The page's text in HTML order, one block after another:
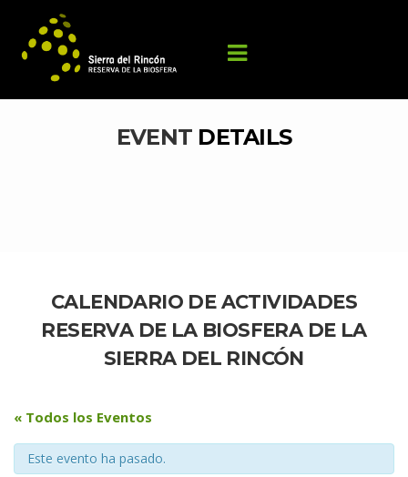
EVENT DETAILS
CALENDARIO DE ACTIVIDADES
RESERVA DE LA BIOSFERA DE LA
SIERRA DEL RINCÓN
« Todos los Eventos
Este evento ha pasado.